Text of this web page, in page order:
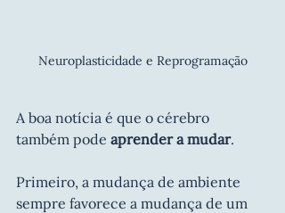
Neuroplasticidade e Reprogramação
A boa notícia é que o cérebro
também pode aprender a mudar.
Primeiro, a mudança de ambiente
sempre favorece a mudança de um